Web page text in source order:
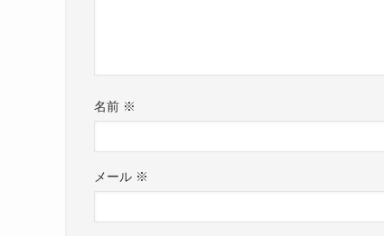
名前 ※
メール ※